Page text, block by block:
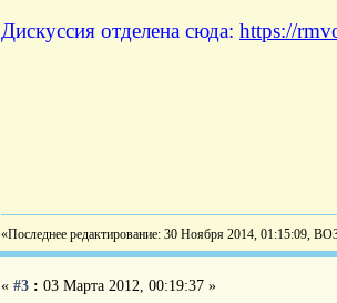
Дискуссия отделена сюда: https://
«Последнее редактирование: 30 Ноября 2014, 01:15:09,
« #3 : 03 Марта 2012, 00:19:37 »